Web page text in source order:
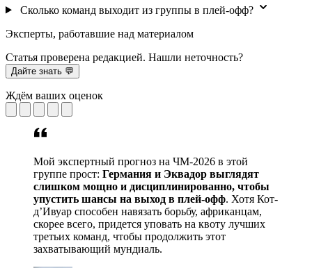
Сколько команд выходит из группы в плей-офф?
Эксперты, работавшие над материалом
Статья проверена редакцией. Нашли неточность?
Дайте знать 💬
Ждём ваших оценок
Мой экспертный прогноз на ЧМ-2026 в этой
группе прост: Германия и Эквадор выглядят
слишком мощно и дисциплинированно, чтобы
упустить шансы на выход в плей-офф. Хотя Кот-
д’Ивуар способен навязать борьбу, африканцам,
скорее всего, придется уповать на квоту лучших
третьих команд, чтобы продолжить этот
захватывающий мундиаль.